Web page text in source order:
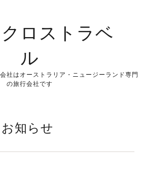
ロストラベ
ル
社はオーストラリア・ニュージーランド専門
の旅行会社です
お知らせ